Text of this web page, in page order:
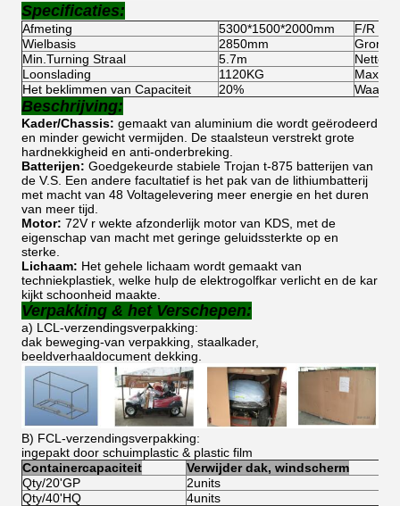
Specificaties:
Afmeting 5300*1500*2000mm
F/R
Wielbasis
2850mm
Min.Turning Straal
5.7m
Netto
Loonslading
1120KG
Het beklimmen van Capaciteit
20% Waaier
Beschrijving:
Kader/Chassis: gemaakt van aluminium die wordt geërodeerd
en minder gewicht vermijden. De staalsteun verstrekt grote
hardnekkigheid en anti-onderbreking.
Batterijen: Goedgekeurde stabiele Trojan t-875 batterijen van
de V.S. Een andere facultatief is het pak van de lithiumbatterij
met macht van 48 Voltagelevering meer energie en het duren
van meer tijd.
Motor: 72V r wekte afzonderlijk motor van KDS, met de
eigenschap van macht met geringe geluidssterkte op en
sterke.
Lichaam: Het gehele lichaam wordt gemaakt van
techniekplastiek, welke hulp de elektrogolfkar verlicht en de kar
kijkt schoonheid maakte.
Verpakking & het Verschepen:
a) LCL-verzendingsverpakking:
dak beweging-van verpakking, staalkader,
beeldverhaaldocument dekking.
B) FCL-verzendingsverpakking:
ingepakt door schuimplastic & plastic film
Containercapaciteit
Verwijder dak, windscherm
Qty/20'GP
2units
Qty/40'HQ
4units